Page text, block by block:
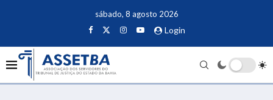
sábado, 8 agosto 2026
Login